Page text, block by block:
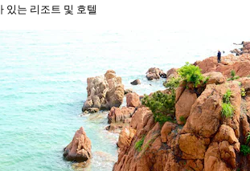
있는 리조트 및 호텔